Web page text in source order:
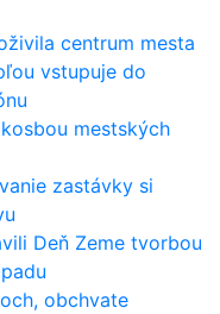
centrum mesta
vstupuje do
mestských
zastávky si
Deň Zeme tvorbou
obchvate